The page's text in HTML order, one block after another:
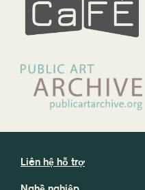
Liên hệ hỗ trợ